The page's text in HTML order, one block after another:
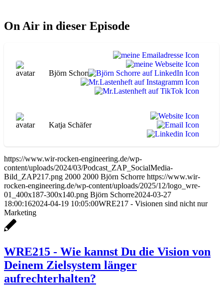
On Air in dieser Episode
Björn Schorre
Katja Schäfer
https://www.wir-rocken-engineering.de/wp-
content/uploads/2024/03/Podcast_ZAP_SocialMedia-
Bild_ZAP217.png 2000 2000 Björn Schorre https://www.wir-
rocken-engineering.de/wp-content/uploads/2025/12/logo_wre-
01_400x187-300x140.png Björn Schorre2024-03-27
18:00:162024-04-19 10:05:00WRE217 - Visionen sind nicht nur
Marketing
WRE215 - Wie kannst Du die Vision von
Deinem Zielsystem länger
aufrechterhalten?